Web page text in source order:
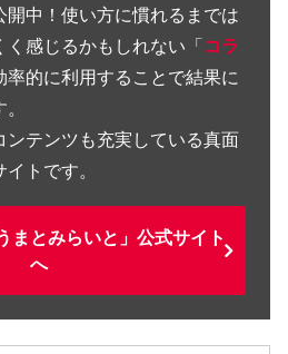
開中！使い方に慣れるまでは
感じるかもしれない「コラ
率的に利用することで結果に
ンテンツも充実している真面
トです。
まとみらいと」公式サイト
へ